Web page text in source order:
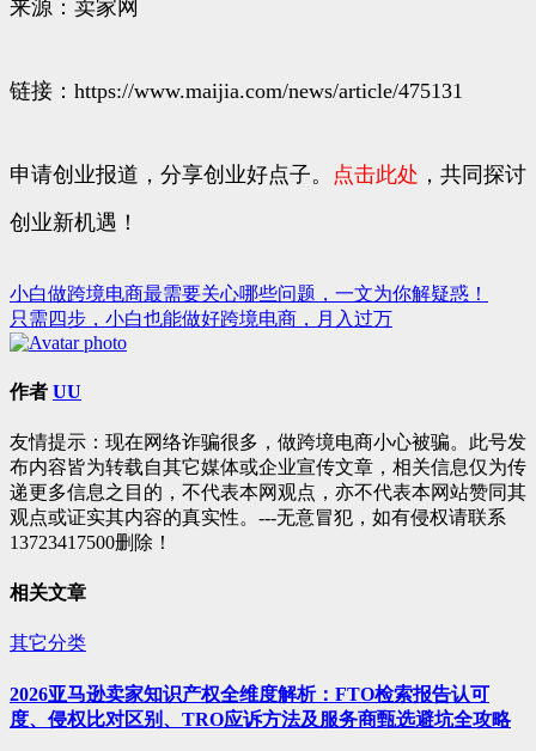
来源：卖家网
链接：https://www.maijia.com/news/article/475131
申请创业报道，分享创业好点子。 点击此处 ，共同探讨
创业新机遇！
文
章
导
小白做跨境电商最需要关心哪些问题，一文为你解疑惑！
只需四步，小白也能做好跨境电商，月入过万
作者 UU
友情提示：现在网络诈骗很多，做跨境电商小心被骗。此号发
布内容皆为转载自其它媒体或企业宣传文章，相关信息仅为传
递更多信息之目的，不代表本网观点，亦不代表本网站赞同其
观点或证实其内容的真实性。---无意冒犯，如有侵权请联系
13723417500删除！
相关文章
其它分类
2026亚马逊卖家知识产权全维度解析：FTO检索报告认可
度、侵权比对区别、TRO应诉方法及服务商甄选避坑全攻略